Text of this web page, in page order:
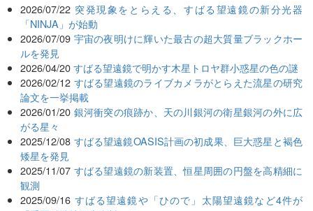
2026/07/22 突発現象をとらえる、すばる望遠鏡の新分光器
「NINJA」が始動
2026/07/09 宇宙の夜明けに輝いた最古の超大質量ブラックホー
ルを発見
2026/04/20 すばる望遠鏡で明かす木星トロヤ群小惑星の色の謎
2026/02/12 すばる望遠鏡のライブカメラがとらえた流星の研究
論文を一挙掲載
2026/01/20 銀河衝突の痕跡か、天の川銀河の衛星銀河の外に広
がる星々
2025/12/08 すばる望遠鏡OASIS計画の初成果、巨大惑星と褐色
矮星を発見
2025/11/07 すばる望遠鏡の新装置、恒星周囲の円盤を高精細に
観測
2025/09/16 すばる望遠鏡や「ひので」太陽望遠鏡など4件が